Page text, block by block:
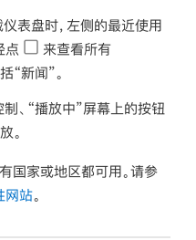
表盘时，左侧的最近使用
点
来查看所有
“新闻”。
、“播放中”屏幕上的按钮
。
国家或地区都可用。请参
网站。